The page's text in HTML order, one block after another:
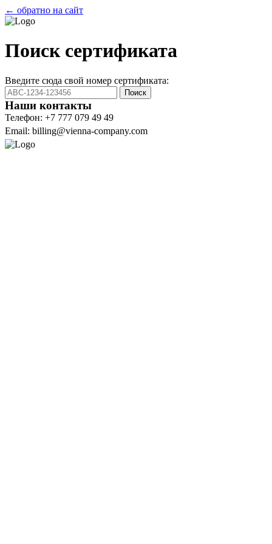
← обратно на сайт
Поиск сертификата
Введите сюда свой номер сертификата:
Поиск
Наши контакты
Телефон: +7 777 079 49 49
Email: billing@vienna-company.com